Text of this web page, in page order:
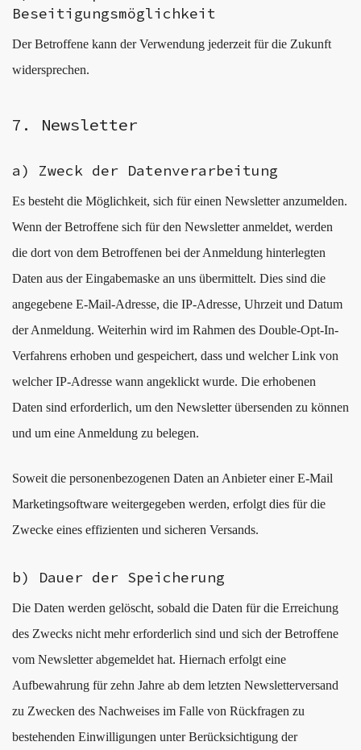
Beseitigungsmöglichkeit
Der Betroffene kann der Verwendung jederzeit für die Zukunft
widersprechen.
7. Newsletter
a) Zweck der Datenverarbeitung
Es besteht die Möglichkeit, sich für einen Newsletter anzumelden.
Wenn der Betroffene sich für den Newsletter anmeldet, werden
die dort von dem Betroffenen bei der Anmeldung hinterlegten
Daten aus der Eingabemaske an uns übermittelt. Dies sind die
angegebene E-Mail-Adresse, die IP-Adresse, Uhrzeit und Datum
der Anmeldung. Weiterhin wird im Rahmen des Double-Opt-In-
Verfahrens erhoben und gespeichert, dass und welcher Link von
welcher IP-Adresse wann angeklickt wurde. Die erhobenen
Daten sind erforderlich, um den Newsletter übersenden zu können
und um eine Anmeldung zu belegen.
Soweit die personenbezogenen Daten an Anbieter einer E-Mail
Marketingsoftware weitergegeben werden, erfolgt dies für die
Zwecke eines effizienten und sicheren Versands.
b) Dauer der Speicherung
Die Daten werden gelöscht, sobald die Daten für die Erreichung
des Zwecks nicht mehr erforderlich sind und sich der Betroffene
vom Newsletter abgemeldet hat. Hiernach erfolgt eine
Aufbewahrung für zehn Jahre ab dem letzten Newsletterversand
zu Zwecken des Nachweises im Falle von Rückfragen zu
bestehenden Einwilligungen unter Berücksichtigung der